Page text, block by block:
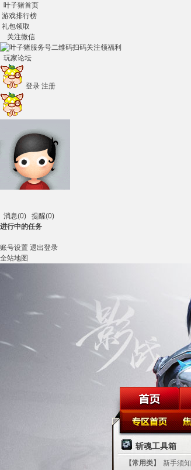
叶子猪首页
游戏排行榜
礼包领取
关注微信
扫码关注领福利
玩家论坛
登录 注册
消息(0) 提醒(0)
进行中的任务
账号设置 退出登录
全站地图
斩魂工具箱
【常用类】 新手须知